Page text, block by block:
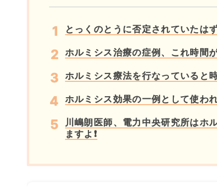
とっくのとうに否定されていたは
ホルミシス治療の症例、これ時間
ホルミシス療法を行なっていると
ホルミシス効果の一例として使わ
川嶋朗医師、電力中央研究所はホ
ますよ❗